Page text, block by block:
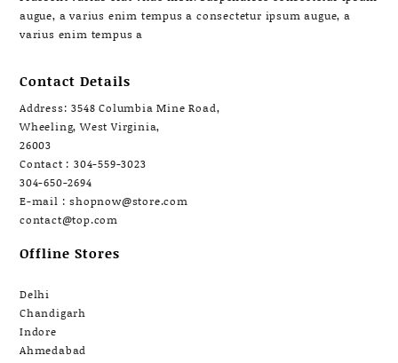
augue, a varius enim tempus a consectetur ipsum augue, a
varius enim tempus a
Contact Details
Address: 3548 Columbia Mine Road,
Wheeling, West Virginia,
26003
Contact : 304-559-3023
304-650-2694
E-mail : shopnow@store.com
contact@top.com
Offline Stores
Delhi
Chandigarh
Indore
Ahmedabad